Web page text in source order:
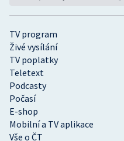
TV program
Živé vysílání
TV poplatky
Teletext
Podcasty
Počasí
E-shop
Mobilní a TV aplikace
Vše o ČT